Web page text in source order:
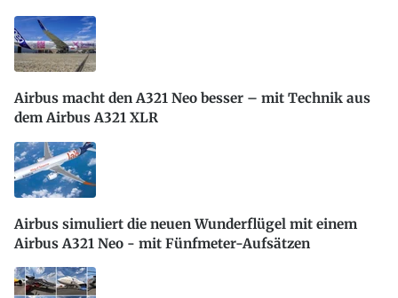
Airbus macht den A321 Neo besser – mit Technik aus
dem Airbus A321 XLR
Airbus simuliert die neuen Wunderflügel mit einem
Airbus A321 Neo - mit Fünfmeter-Aufsätzen